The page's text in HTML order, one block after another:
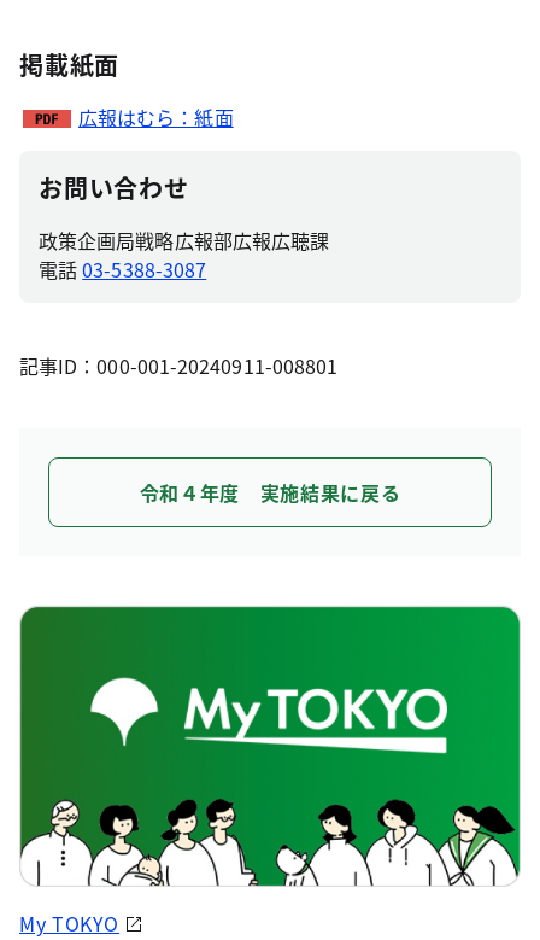
掲載紙面
広報はむら：紙面
お問い合わせ
政策企画局戦略広報部広報広聴課
電話03-5388-3087
記事ID：000-001-20240911-008801
令和４年度 実施結果に戻る
My TOKYO